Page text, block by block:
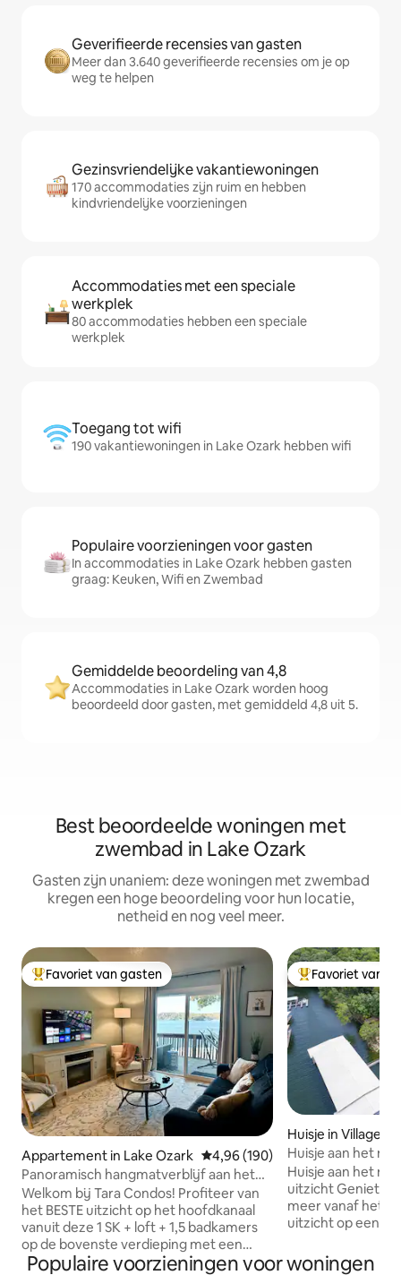
Geverifieerde recensies van gasten
Meer dan 3.640 geverifieerde recensies om je op
weg te helpen
Gezinsvriendelijke vakantiewoningen
170 accommodaties zijn ruim en hebben
kindvriendelijke voorzieningen
Accommodaties met een speciale
werkplek
80 accommodaties hebben een speciale
werkplek
Toegang tot wifi
190 vakantiewoningen in Lake Ozark hebben wifi
Populaire voorzieningen voor gasten
In accommodaties in Lake Ozark hebben gasten
graag: Keuken, Wifi en Zwembad
Gemiddelde beoordeling van 4,8
Accommodaties in Lake Ozark worden hoog
beoordeeld door gasten, met gemiddeld 4,8 uit 5.
Best beoordeelde woningen met
zwembad in Lake Ozark
Gasten zijn unaniem: deze woningen met zwembad
kregen een hoge beoordeling voor hun locatie,
netheid en nog veel meer.
Topfavoriet van gasten
Favoriet van gasten
Appartement in Lake Ozark Gemiddelde beoordeling van
4,96 (190)
Panoramisch hangmatverblijf aan het
meer + zoutwaterzwembad
Welkom bij Tara Condos! Profiteer van
het BESTE uitzicht op het hoofdkanaal
vanuit deze 1 SK + loft + 1,5 badkamers
op de bovenste verdieping met een
balkon dat gemaakt is om een hangmat
Topfavoriet van
Favoriet van
Huisje in Village of
ons
Huisje aan het
Mile Marker 13
Huisje aan het
uitzicht Geniet van het uitzicht op het
meer vanaf het
uitzicht op een
steenworp
Populaire voorzieningen voor woningen